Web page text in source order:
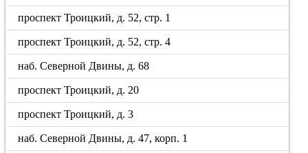
проспект Троицкий, д. 52, стр. 1
проспект Троицкий, д. 52, стр. 4
наб. Северной Двины, д. 68
проспект Троицкий, д. 20
проспект Троицкий, д. 3
наб. Северной Двины, д. 47, корп. 1